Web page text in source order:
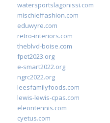
watersportslagonissi.com
mischieffashion.com
eduwyre.com
retro-interiors.com
theblvd-boise.com
fpet2023.org
e-smart2022.org
ngrc2022.org
leesfamilyfoods.com
lewis-lewis-cpas.com
eleontennis.com
cyetus.com